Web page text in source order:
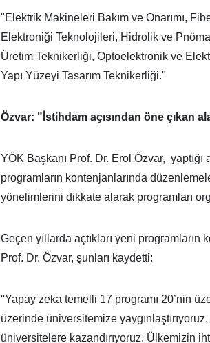
"Elektrik Makineleri Bakım ve Onarımı,
Elektroniği Teknolojileri, Hidrolik ve
Üretim Teknikerliği, Optoelektronik ve
Yapı Yüzeyi Tasarım Teknikerliği."
Özvar: "İstihdam açısından öne çıkan
YÖK Başkanı Prof. Dr. Erol Özvar,
programların kontenjanlarında
yönelimlerini dikkate alarak programları
Geçen yıllarda açtıkları yeni programların
Prof. Dr. Özvar, şunları kaydetti:
''Yapay zeka temelli 17 programı 20’nin
üzerinde üniversitemize
üniversitelere kazandırıyoruz. Ülkemizin